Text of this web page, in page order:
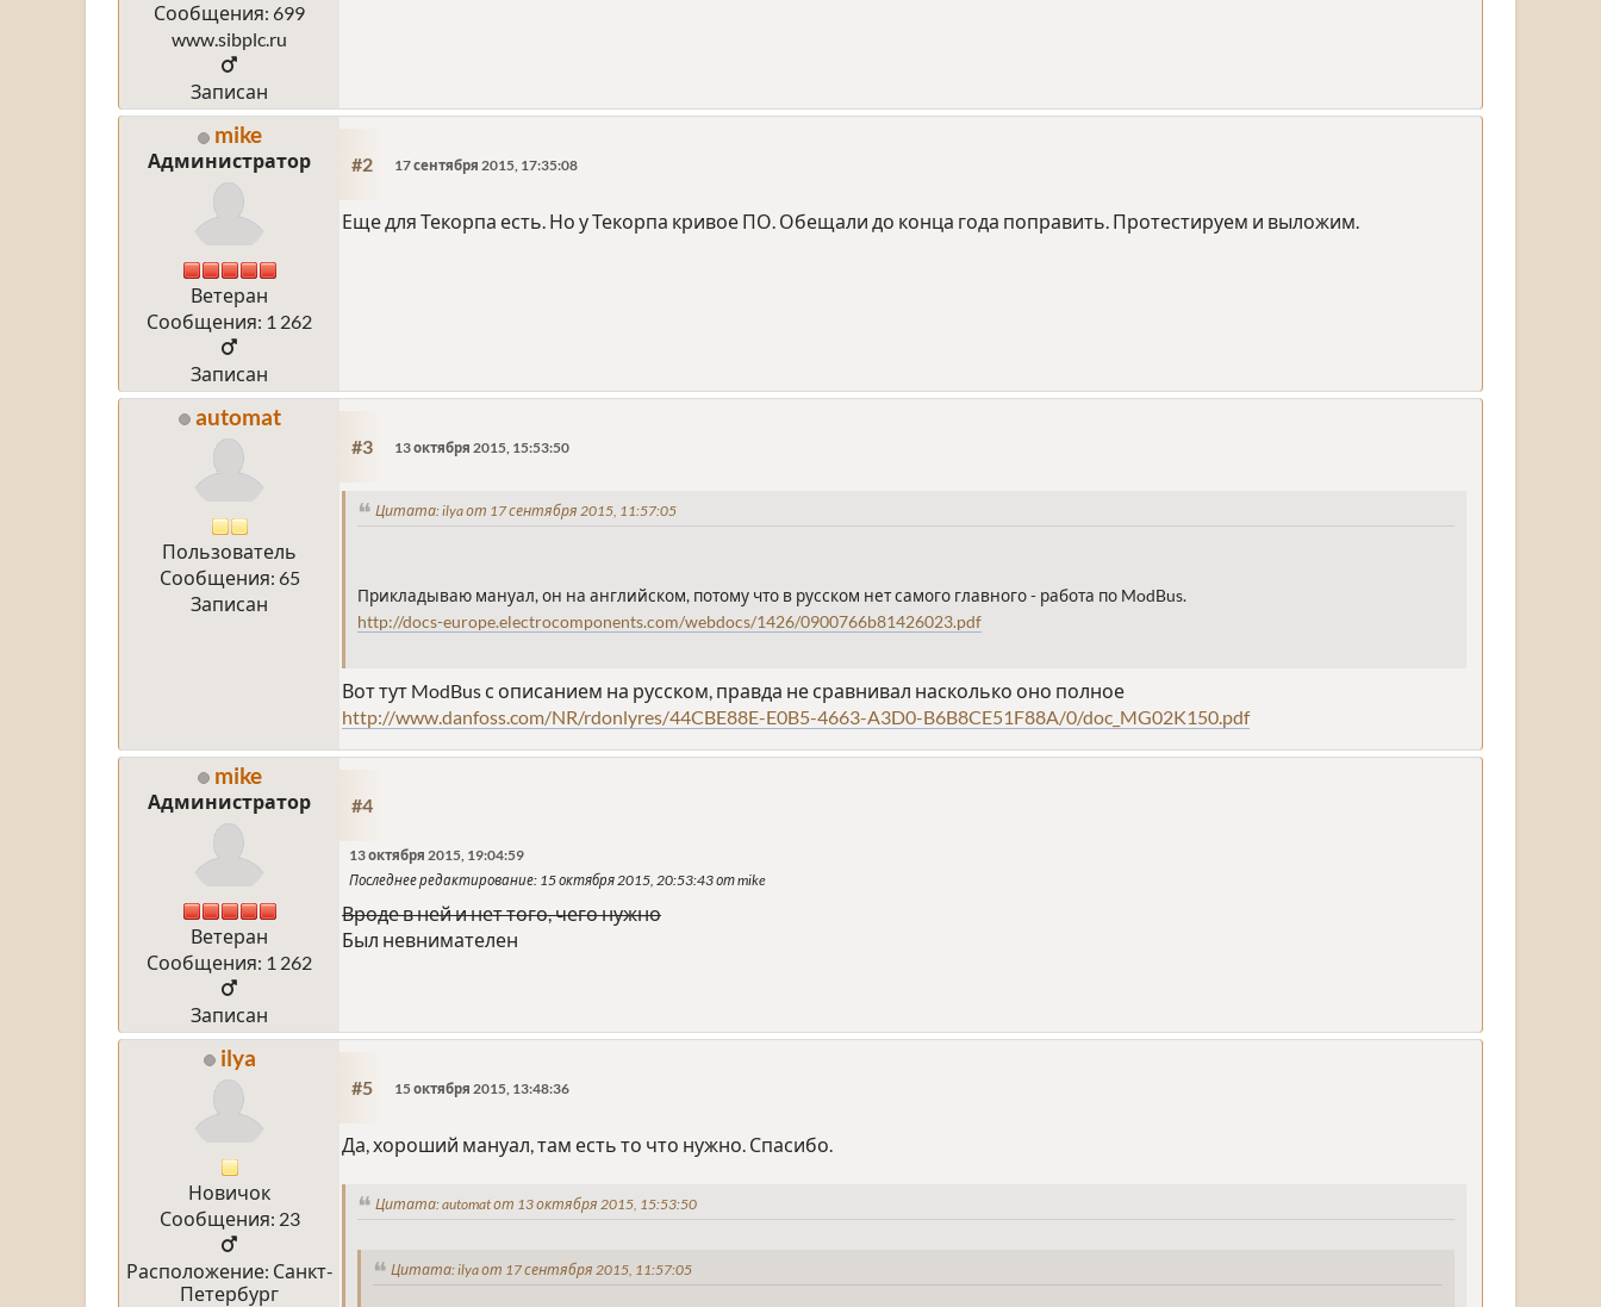
Сообщения: 699
www.sibplc.ru
Записан
mike
Администратор
Ветеран
Сообщения: 1 262
Записан
#2 17 сентября 2015, 17:35:08
Еще для Текорпа есть. Но у Текорпа кривое ПО. Обещали до конца года поправить. Протестируем и выложим.
automat
Пользователь
Сообщения: 65
Записан
#3 13 октября 2015, 15:53:50
Цитата: ilya от 17 сентября 2015, 11:57:05
Прикладываю мануал, он на английском, потому что в русском нет самого главного - работа по ModBus.
http://docs-europe.electrocomponents.com/webdocs/1426/0900766b81426023.pdf
Вот тут ModBus с описанием на русском, правда не сравнивал насколько оно полное
http://www.danfoss.com/NR/rdonlyres/44CBE88E-E0B5-4663-A3D0-B6B8CE51F88A/0/doc_MG02K150.pdf
mike
Администратор
Ветеран
Сообщения: 1 262
Записан
#4
13 октября 2015, 19:04:59
Последнее редактирование: 15 октября 2015, 20:53:43 от mike
Вроде в ней и нет того, чего нужно
Был невнимателен
ilya
Новичок
Сообщения: 23
Расположение: Санкт-
Петербург
#5 15 октября 2015, 13:48:36
Да, хороший мануал, там есть то что нужно. Спасибо.
Цитата: automat от 13 октября 2015, 15:53:50
Цитата: ilya от 17 сентября 2015, 11:57:05